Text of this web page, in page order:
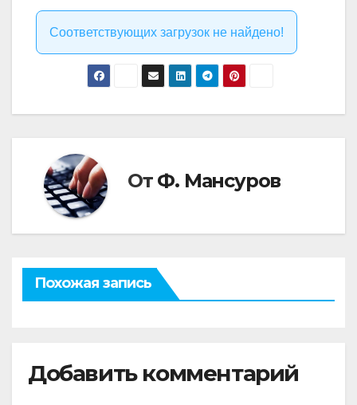
Соответствующих загрузок не найдено!
От Ф. Мансуров
Похожая запись
Добавить комментарий